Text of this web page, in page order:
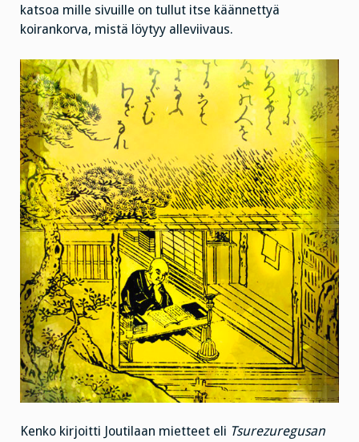
katsoa mille sivuille on tullut itse käännettyä
koirankorva, mistä löytyy alleviivaus.
Kenko kirjoitti Joutilaan mietteet eli Tsurezuregusan